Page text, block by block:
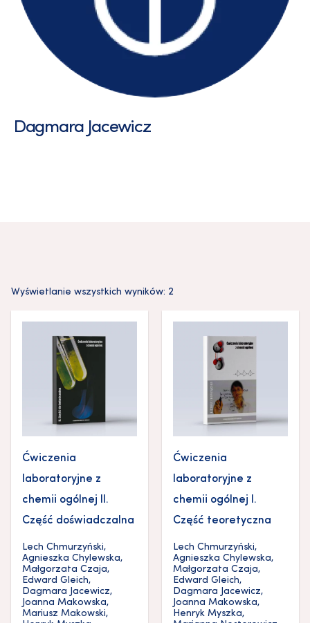
Dagmara Jacewicz
Wyświetlanie wszystkich wyników: 2
Ćwiczenia
laboratoryjne z
chemii ogólnej II.
Część doświadczalna
Lech Chmurzyński,
Agnieszka Chylewska,
Małgorzata Czaja,
Edward Gleich,
Dagmara Jacewicz,
Joanna Makowska,
Mariusz Makowski,
Ćwiczenia
laboratoryjne z
chemii ogólnej I.
Część teoretyczna
Lech Chmurzyński,
Agnieszka Chylewska,
Małgorzata Czaja,
Edward Gleich,
Dagmara Jacewicz,
Joanna Makowska,
Henryk Myszka,